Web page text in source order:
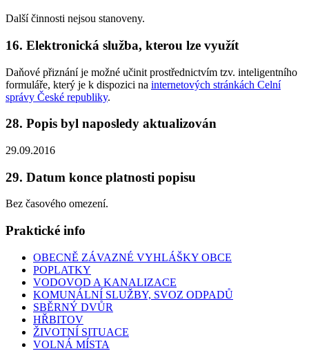
Další činnosti nejsou stanoveny.
16. Elektronická služba, kterou lze využít
Daňové přiznání je možné učinit prostřednictvím tzv. inteligentního
formuláře, který je k dispozici na internetových stránkách Celní
správy České republiky.
28. Popis byl naposledy aktualizován
29.09.2016
29. Datum konce platnosti popisu
Bez časového omezení.
Praktické info
OBECNĚ ZÁVAZNÉ VYHLÁŠKY OBCE
POPLATKY
VODOVOD A KANALIZACE
KOMUNÁLNÍ SLUŽBY, SVOZ ODPADŮ
SBĚRNÝ DVŮR
HŘBITOV
ŽIVOTNÍ SITUACE
VOLNÁ MÍSTA